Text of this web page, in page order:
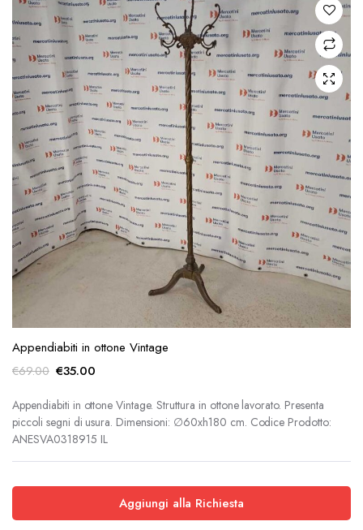
Appendiabiti in ottone Vintage
€69.00 Il
originale
era:
€69.00.
€35.00Il
attuale
è:
€35.00.
Appendiabiti in ottone Vintage. Struttura in ottone lavorato. Presenta
piccoli segni di usura. Dimensioni: ∅60xh180 cm. Codice Prodotto:
ANESVA0318915 IL
Aggiungi alla Richiesta